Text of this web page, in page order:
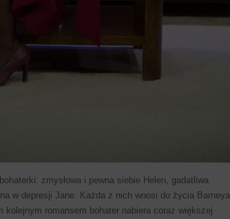
zmysłowa i pewna siebie Helen, gadatliwa
w depresji Jane. Każda z nich wnosi do życia Barneya
romansem bohater nabiera coraz większej